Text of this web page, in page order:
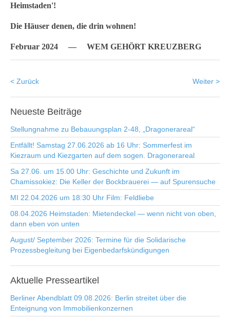
Heimstaden'!
Die Häuser denen, die drin wohnen!
Februar 2024 — WEM GEHÖRT KREUZBERG
< Zurück Weiter >
Neueste Beiträge
Stellungnahme zu Bebauungsplan 2-48, „Dragonerareal“
Entfällt! Samstag 27.06.2026 ab 16 Uhr: Sommerfest im
Kiezraum und Kiezgarten auf dem sogen. Dragonerareal
Sa 27.06. um 15.00 Uhr: Geschichte und Zukunft im
Chamissokiez: Die Keller der Bockbrauerei — auf Spurensuche
MI 22.04.2026 um 18:30 Uhr Film: Feldliebe
08.04.2026 Heimstaden: Mietendeckel — wenn nicht von oben,
dann eben von unten
August/ September 2026: Termine für die Solidarische
Prozessbegleitung bei Eigenbedarfskündigungen
Aktuelle Presseartikel
Berliner Abendblatt 09.08.2026: Berlin streitet über die
Enteignung von Immobilienkonzernen